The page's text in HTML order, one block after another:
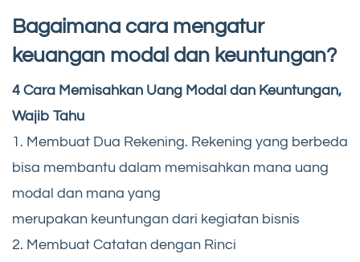
Bagaimana cara mengatur
keuangan modal dan keuntungan?
4 Cara Memisahkan Uang Modal dan Keuntungan,
Wajib Tahu
1. Membuat Dua Rekening. Rekening yang berbeda
bisa membantu dalam memisahkan mana uang
modal dan mana yang
merupakan keuntungan dari kegiatan bisnis
2. Membuat Catatan dengan Rinci